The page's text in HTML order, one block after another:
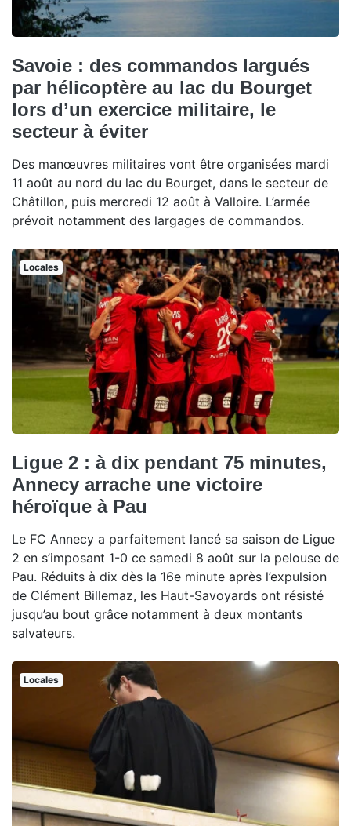
Savoie : des commandos largués
par hélicoptère au lac du Bourget
lors d’un exercice militaire, le
secteur à éviter
Des manœuvres militaires vont être organisées mardi
11 août au nord du lac du Bourget, dans le secteur de
Châtillon, puis mercredi 12 août à Valloire. L’armée
prévoit notamment des largages de commandos.
Locales
Ligue 2 : à dix pendant 75 minutes,
Annecy arrache une victoire
héroïque à Pau
Le FC Annecy a parfaitement lancé sa saison de Ligue
2 en s’imposant 1-0 ce samedi 8 août sur la pelouse de
Pau. Réduits à dix dès la 16e minute après l’expulsion
de Clément Billemaz, les Haut-Savoyards ont résisté
jusqu’au bout grâce notamment à deux montants
salvateurs.
Locales